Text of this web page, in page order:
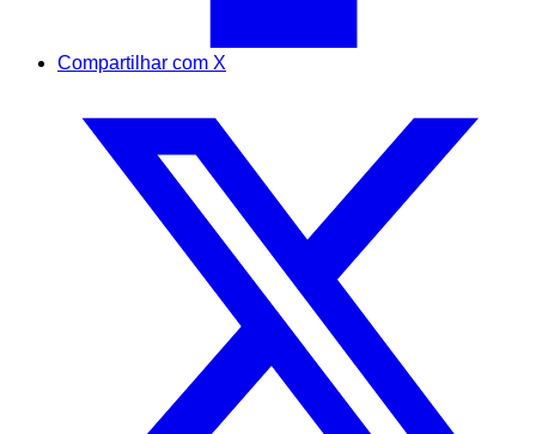
Compartilhar com X